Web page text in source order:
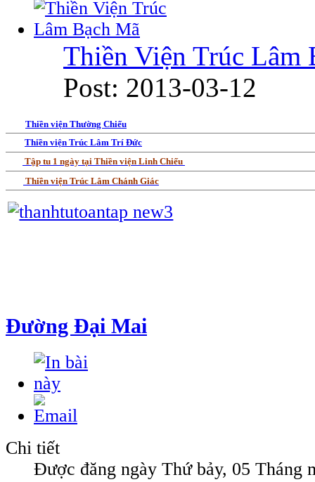
Thiền Viện Trúc Lâm
Post: 2013-03-12
Thiền viện Thường Chiếu
Thiền viện Trúc Lâm Trí Đức
Tập tu 1 ngày tại Thiền viện Linh Chiếu
Thiền viện Trúc Lâm Chánh Giác
Đường Đại Mai
Chi tiết
Được đăng ngày Thứ bảy, 05 Tháng